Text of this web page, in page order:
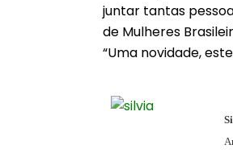
juntar tantas
de Mulheres
“Uma novidade,